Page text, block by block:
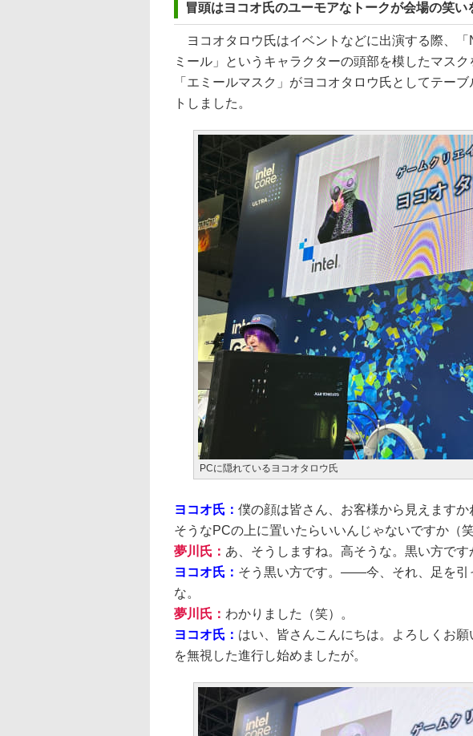
冒頭はヨコオ氏のユーモアなトークが会場の笑い
ヨコオタロウ氏はイベントなどに出演する際、
ミール」というキャラクターの頭部を模したマス
「エミールマスク」がヨコオタロウ氏としてテー
トしました。
PCに隠れているヨコオタロウ氏
ヨコオ氏： 僕の顔は皆さん、お客様から見えます
そうなPCの上に置いたらいいんじゃないですか（笑
夢川氏： あ、そうしますね。高そうな。黒い方です
ヨコオ氏： そう黒い方です。――今、それ、足を引
な。
夢川氏： わかりました（笑）。
ヨコオ氏： はい、皆さんこんにちは。よろしくお
を無視した進行し始めましたが。